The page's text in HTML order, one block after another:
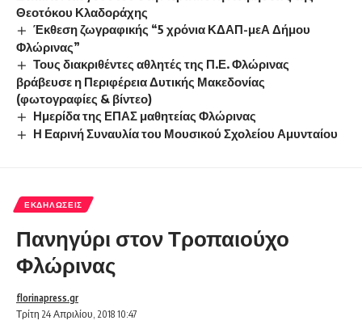
Θεοτόκου Κλαδοράχης
Έκθεση ζωγραφικής “5 χρόνια ΚΔΑΠ-μεΑ Δήμου
Φλώρινας”
Τους διακριθέντες αθλητές της Π.Ε. Φλώρινας
βράβευσε η Περιφέρεια Δυτικής Μακεδονίας
(φωτογραφίες & βίντεο)
Ημερίδα της ΕΠΑΣ μαθητείας Φλώρινας
Η Εαρινή Συναυλία του Μουσικού Σχολείου Αμυνταίου
ΕΚΔΗΛΏΣΕΙΣ
Πανηγύρι στον Τροπαιούχο
Φλώρινας
Τρίτη 24 Απριλίου, 2018 10:47
florinapress.gr